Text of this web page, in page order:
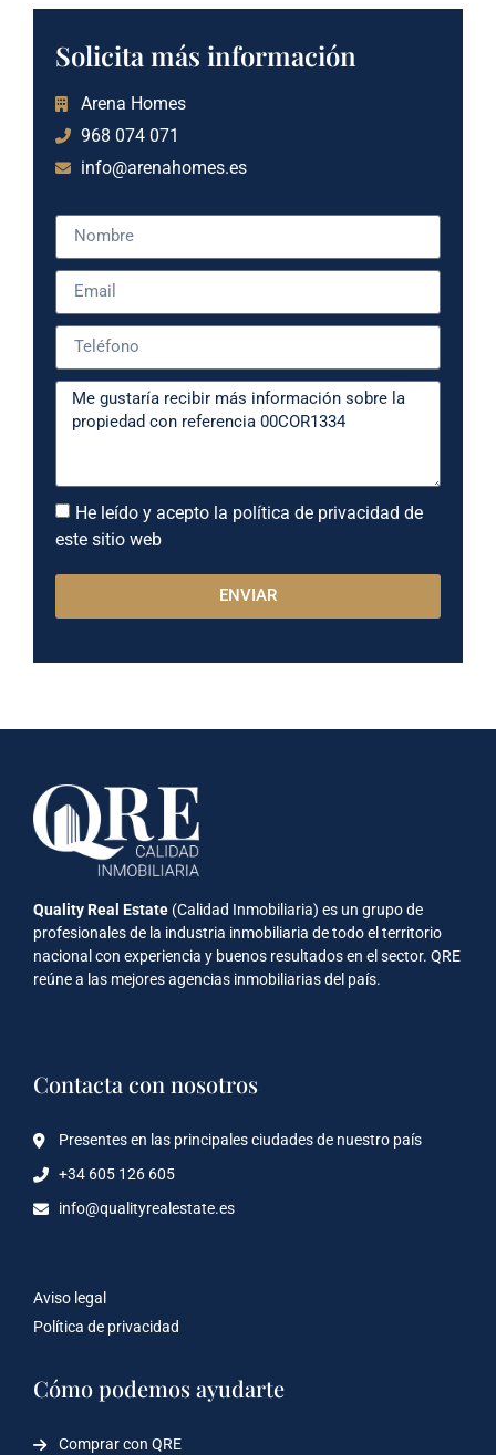
Solicita más información
Arena Homes
968 074 071
info@arenahomes.es
He leído y acepto la política de privacidad de
este sitio web
ENVIAR
Quality Real Estate (Calidad Inmobiliaria) es un grupo de
profesionales de la industria inmobiliaria de todo el territorio
nacional con experiencia y buenos resultados en el sector. QRE
reúne a las mejores agencias inmobiliarias del país.
Contacta con nosotros
Presentes en las principales ciudades de nuestro país
+34 605 126 605
info@qualityrealestate.es
Aviso legal
Política de privacidad
Cómo podemos ayudarte
Comprar con QRE